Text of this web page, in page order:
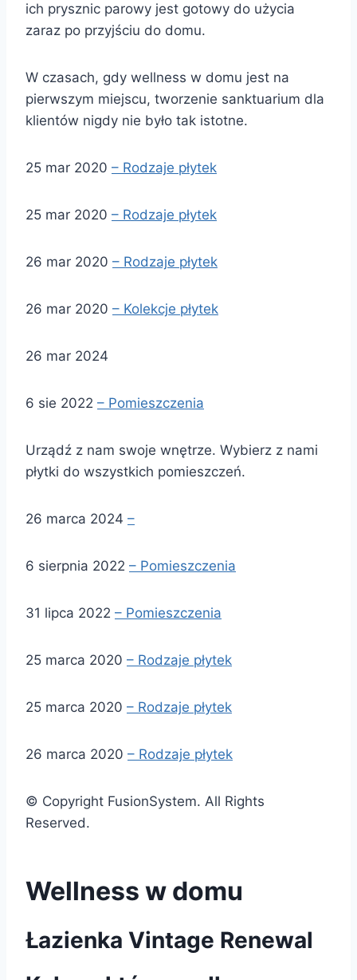
ich prysznic parowy jest gotowy do użycia
zaraz po przyjściu do domu.
W czasach, gdy wellness w domu jest na
pierwszym miejscu, tworzenie sanktuarium dla
klientów nigdy nie było tak istotne.
25 mar 2020 – Rodzaje płytek
25 mar 2020 – Rodzaje płytek
26 mar 2020 – Rodzaje płytek
26 mar 2020 – Kolekcje płytek
26 mar 2024
6 sie 2022 – Pomieszczenia
Urządź z nam swoje wnętrze. Wybierz z nami
płytki do wszystkich pomieszczeń.
26 marca 2024 –
6 sierpnia 2022 – Pomieszczenia
31 lipca 2022 – Pomieszczenia
25 marca 2020 – Rodzaje płytek
25 marca 2020 – Rodzaje płytek
26 marca 2020 – Rodzaje płytek
© Copyright FusionSystem. All Rights
Reserved.
Wellness w domu
Łazienka Vintage Renewal